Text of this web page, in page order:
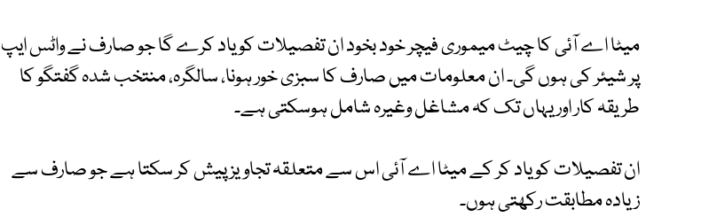
میٹا اے آئی کا چیٹ میموری فیچر خود بخود ان تفصیلات کو یاد کرے گا جو صارف نے واٹس ایپ
پر شیئر کی ہوں گی۔ ان معلومات میں صارف کا سبزی خور ہونا، سالگرہ، منتخب شدہ گفتگو کا
طریقہ کار اور یہاں تک کہ مشاغل وغیرہ شامل ہوسکتی ہے۔
ان تفصیلات کو یاد کر کے میٹا اے آئی اس سے متعلقہ تجاویز پیش کر سکتا ہے جو صارف سے
زیادہ مطابقت رکھتی ہوں۔